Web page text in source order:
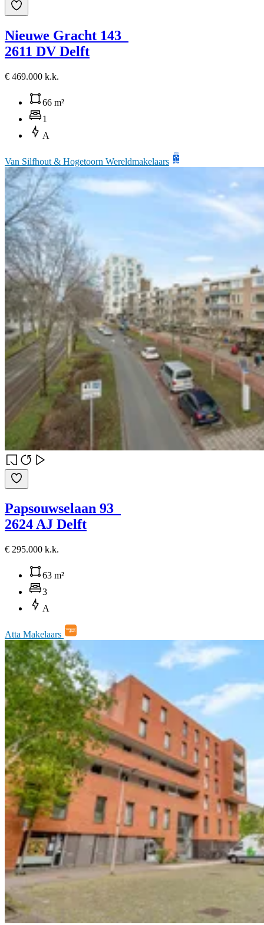
Nieuwe Gracht 143
2611 DV Delft
€ 469.000 k.k.
66 m²
1
A
Van Silfhout & Hogetoorn Wereldmakelaars
Papsouwselaan 93
2624 AJ Delft
€ 295.000 k.k.
63 m²
3
A
Atta Makelaars